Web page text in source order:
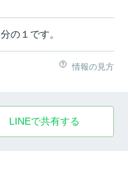
の１です。
情報の見方
LINEで共有する